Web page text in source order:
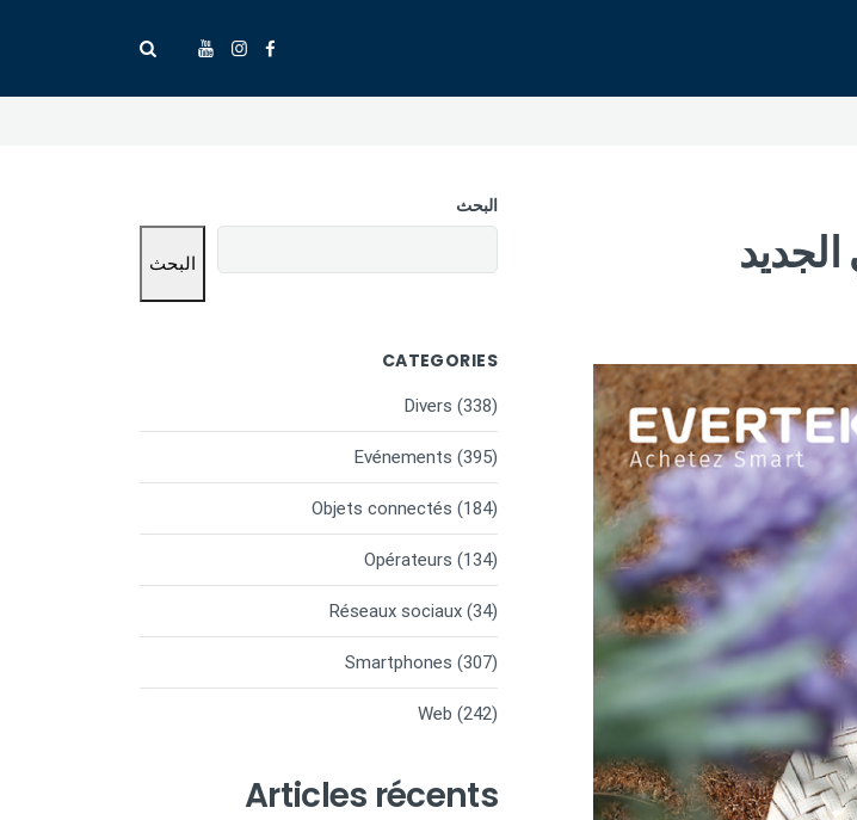
البحث
البحث
CATEGORIES
Divers (338)
Evénements (395)
Objets connectés (184)
Opérateurs (134)
Réseaux sociaux (34)
Smartphones (307)
Web (242)
Articles récents